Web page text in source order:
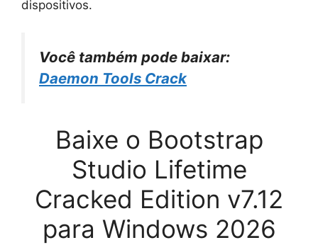
dispositivos.
Você também pode baixar:
Daemon Tools Crack
Baixe o Bootstrap
Studio Lifetime
Cracked Edition v7.12
para Windows 2026